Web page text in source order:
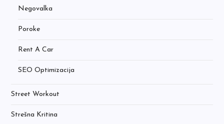
Negovalka
Poroke
Rent A Car
SEO Optimizacija
Street Workout
Strešna Kritina